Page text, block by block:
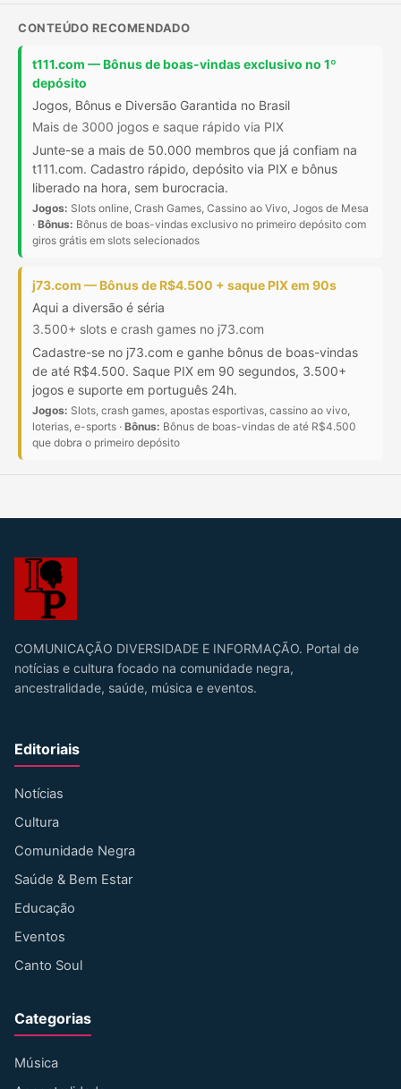
CONTEÚDO RECOMENDADO
t111.com — Bônus de boas-vindas exclusivo no 1º
depósito
Jogos, Bônus e Diversão Garantida no Brasil
Mais de 3000 jogos e saque rápido via PIX
Junte-se a mais de 50.000 membros que já confiam na
t111.com. Cadastro rápido, depósito via PIX e bônus
liberado na hora, sem burocracia.
Jogos: Slots online, Crash Games, Cassino ao Vivo, Jogos de Mesa
· Bônus: Bônus de boas-vindas exclusivo no primeiro depósito com
giros grátis em slots selecionados
j73.com — Bônus de R$4.500 + saque PIX em 90s
Aqui a diversão é séria
3.500+ slots e crash games no j73.com
Cadastre-se no j73.com e ganhe bônus de boas-vindas
de até R$4.500. Saque PIX em 90 segundos, 3.500+
jogos e suporte em português 24h.
Jogos: Slots, crash games, apostas esportivas, cassino ao vivo,
loterias, e-sports · Bônus: Bônus de boas-vindas de até R$4.500
que dobra o primeiro depósito
COMUNICAÇÃO DIVERSIDADE E INFORMAÇÃO. Portal de
notícias e cultura focado na comunidade negra,
ancestralidade, saúde, música e eventos.
Editoriais
Notícias
Cultura
Comunidade Negra
Saúde & Bem Estar
Educação
Eventos
Canto Soul
Categorias
Música